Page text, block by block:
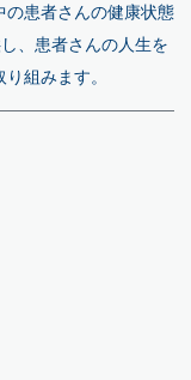
患者さんの健康状態
、患者さんの人生を
組みます。